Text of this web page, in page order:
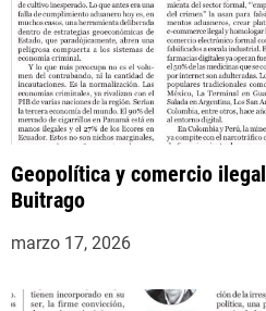
Geopolítica y comercio
Buitrago
marzo 17, 2026